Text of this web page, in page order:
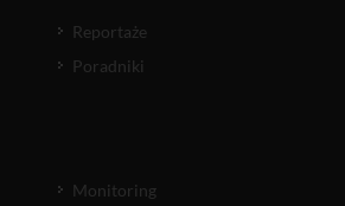
Reportaże
Poradniki
Monitoring